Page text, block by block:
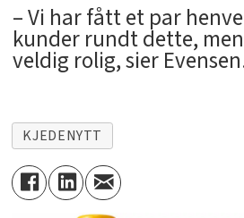
– Vi har fått et par
kunder rundt dette,
veldig rolig, sier
KJEDENYTT